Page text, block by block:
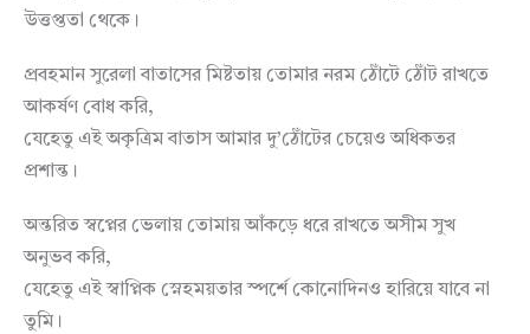
উত্তপ্ততা থেকে।
প্রবহমান সুরেলা বাতাসের মিষ্টতায় তোমার নরম ঠোঁটে ঠোঁট রাখতে
আকর্ষণ বোধ করি,
যেহেতু এই অকৃত্রিম বাতাস আমার দু’ঠোঁটের চেয়েও অধিকতর
প্রশান্ত।
অন্তরিত স্বপ্নের ভেলায় তোমায় আঁকড়ে ধরে রাখতে অসীম সুখ
অনুভব করি,
যেহেতু এই স্বাপ্নিক স্নেহময়তার স্পর্শে কোনোদিনও হারিয়ে যাবে না
তুমি।